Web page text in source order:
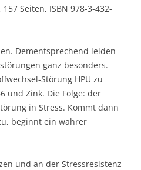
Seiten, ISBN 978-3-432-
Dementsprechend leiden
ganz besonders.
Störung HPU zu
und Zink. Die Folge: der
in Stress. Kommt dann
beginnt ein wahrer
und an der Stressresistenz